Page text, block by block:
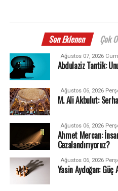
Son Eklenen Çok
Ağustos 07, 2026
Abdulaziz Tantik:
Ağustos 06, 2026
M. Ali Akbulut:
Ağustos 06, 2026
Ahmet Mercan:
Cezalandırıyoruz?
Ağustos 06, 2026
Yasin Aydoğan: Güç